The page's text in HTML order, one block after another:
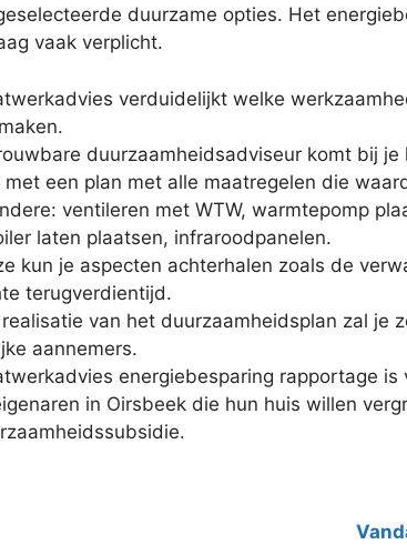
duurzame opties. Het
vaak verplicht.
verduidelijkt welke
duurzaamheidsadviseur komt bij
met een plan met alle maatregelen die
ventileren met WTW, warmtepomp
laten plaatsen, infraroodpanelen.
kun je aspecten achterhalen zoals de
terugverdientijd.
van het duurzaamheidsplan zal je
aannemers.
energiebesparing rapportage
in Oirsbeek die hun huis willen